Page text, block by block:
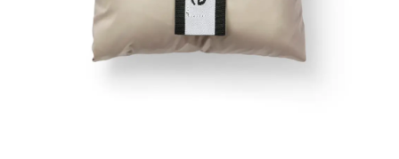
Kampagner
Tips til gaver
Vores favoritter